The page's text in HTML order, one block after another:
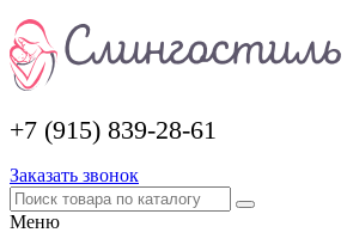
+7 (915) 839-28-61
Заказать звонок
Меню